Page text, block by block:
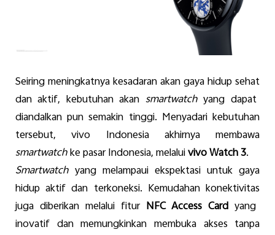
Seiringmeningkatnyakesadaranakangayahidupsehat
danaktif, kebutuhan akan smartwatchyang dapat
diandalkanpunsemakin tinggi. Menyadari kebutuhan
tersebut,vivo Indonesia akhirnya
membawa
smartwatchkepasar Indonesia,melaluivivo Watch 3.
Smartwatchyang melampaui ekspektasi untuk gaya
hidup aktif dan terkoneksi. Kemudahan konektivitas
juga diberikan melalui fitur NFC Access Card yang
inovatifdan memungkinkan membuka akses tanpa